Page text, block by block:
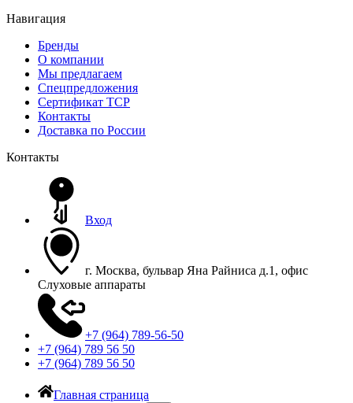
Навигация
Бренды
О компании
Мы предлагаем
Спецпредложения
Сертификат ТСР
Контакты
Доставка по России
Контакты
Вход
г. Москва, бульвар Яна Райниса д.1, офис
Слуховые аппараты
+7 (964) 789-56-50
+7 (964) 789 56 50
+7 (964) 789 56 50
Главная страница